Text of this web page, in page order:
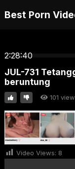
Best Porn
2:28:40
JUL-731
beruntung
101
Video Views: 8